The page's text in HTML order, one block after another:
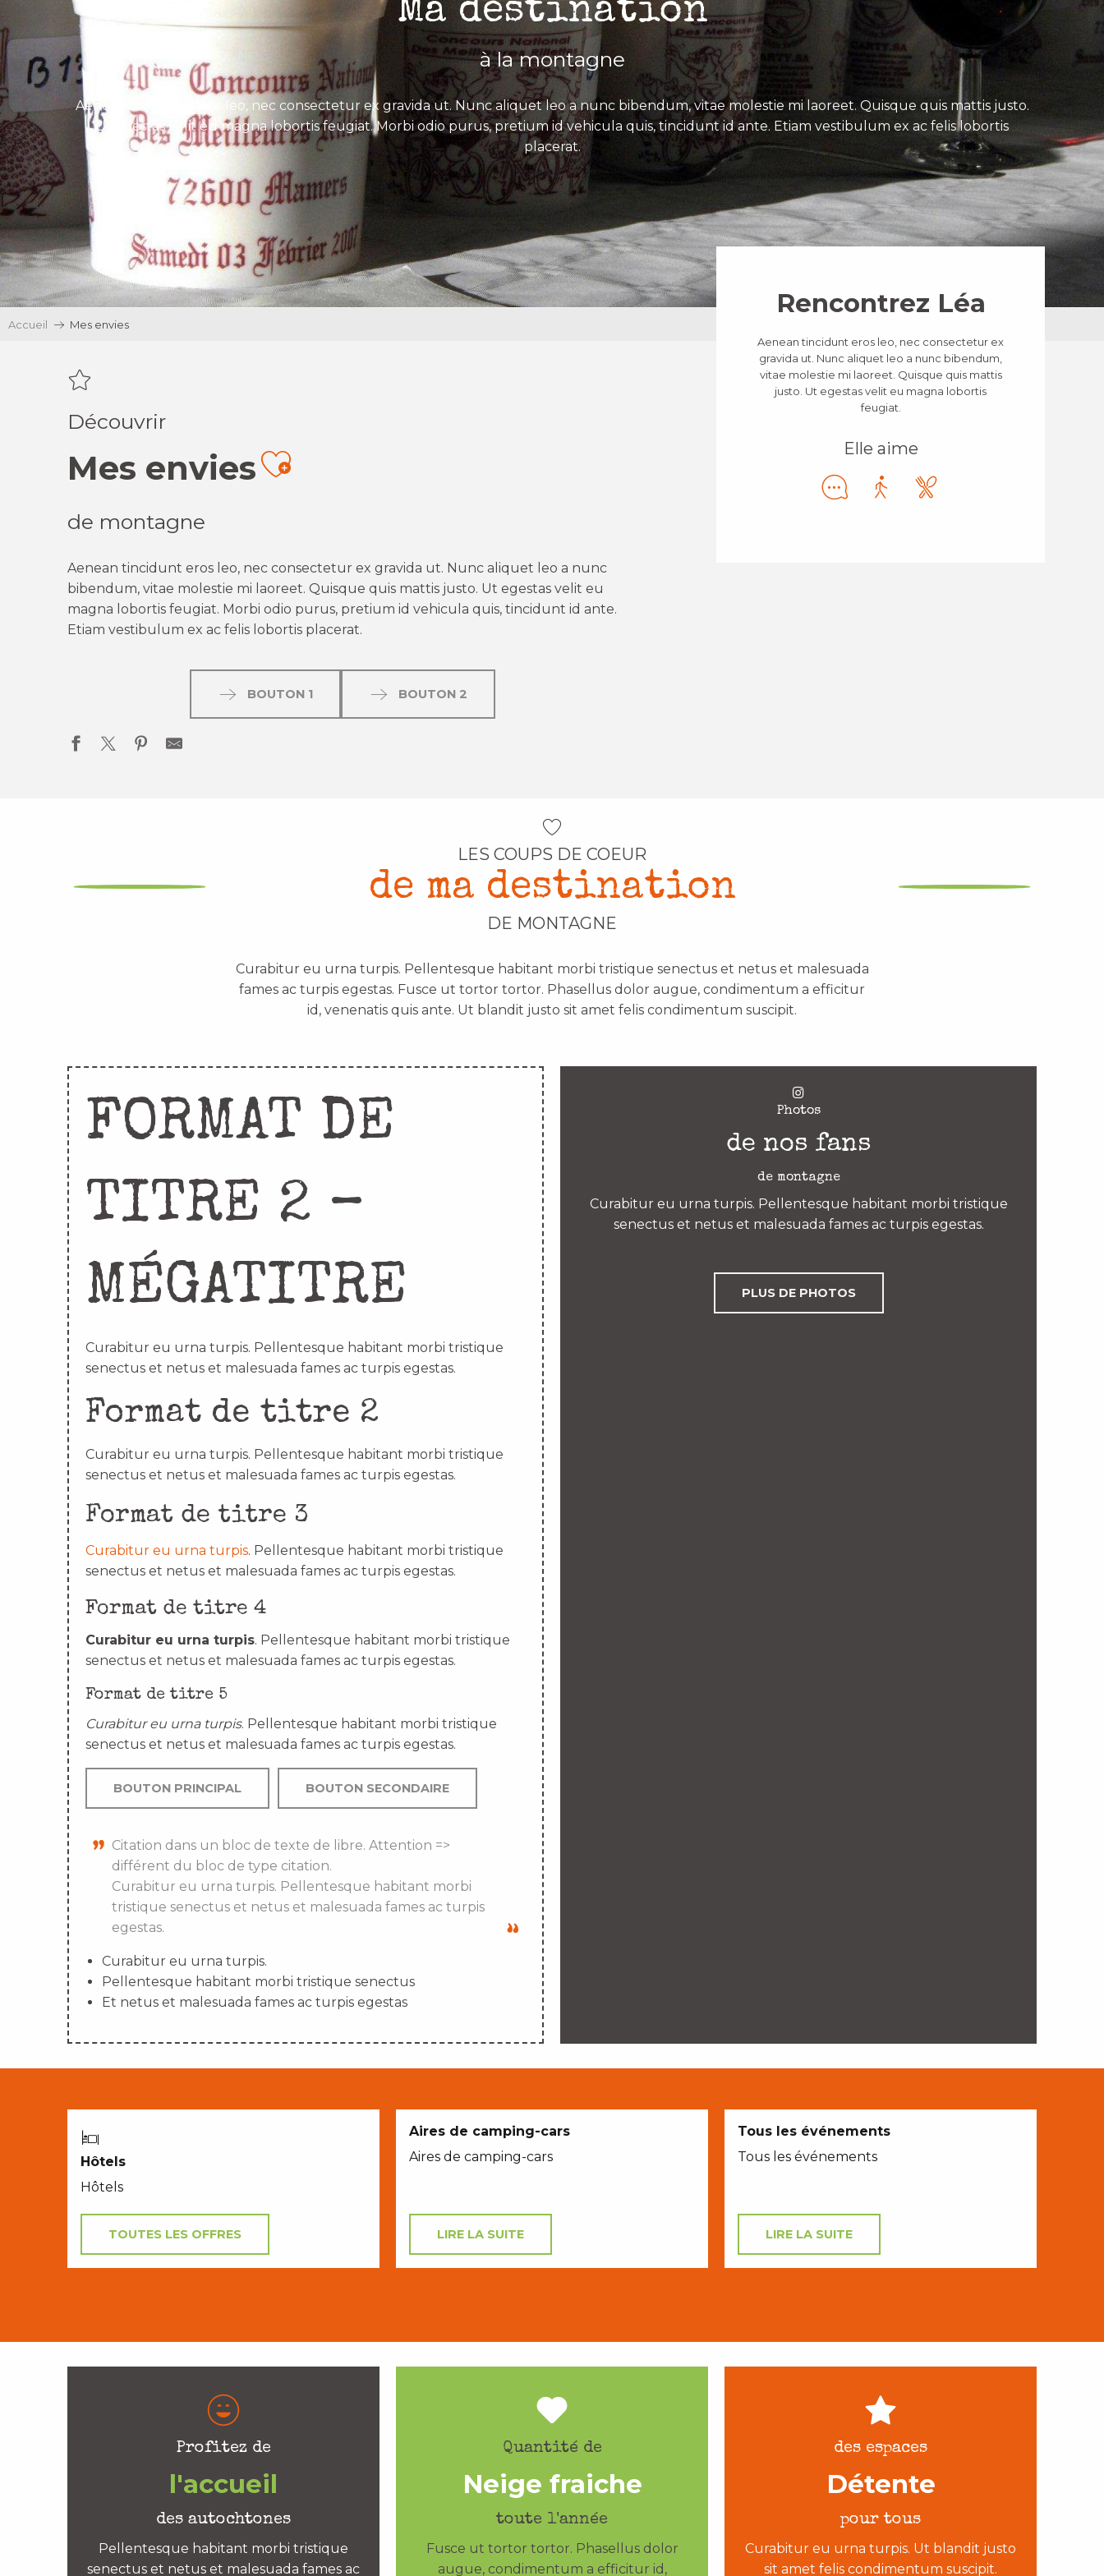
Ma destination
à la montagne
Aenean tincidunt eros leo, nec consectetur ex gravida ut. Nunc aliquet leo a nunc bibendum, vitae molestie mi laoreet. Quisque quis mattis justo.
Ut egestas velit eu magna lobortis feugiat. Morbi odio purus, pretium id vehicula quis, tincidunt id ante. Etiam vestibulum ex ac felis lobortis
placerat.
Accueil Mes envies
Découvrir
Mes enviesAjouter aux favoris
de montagne
Aenean tincidunt eros leo, nec consectetur ex gravida ut. Nunc aliquet leo a nunc
bibendum, vitae molestie mi laoreet. Quisque quis mattis justo. Ut egestas velit eu
magna lobortis feugiat. Morbi odio purus, pretium id vehicula quis, tincidunt id ante.
Etiam vestibulum ex ac felis lobortis placerat.
BOUTON 1 BOUTON 2
Rencontrez Léa
Aenean tincidunt eros leo, nec consectetur ex
gravida ut. Nunc aliquet leo a nunc bibendum,
vitae molestie mi laoreet. Quisque quis mattis
justo. Ut egestas velit eu magna lobortis
feugiat.
Elle aime
LES COUPS DE COEUR
de ma destination
DE MONTAGNE
Curabitur eu urna turpis. Pellentesque habitant morbi tristique senectus et netus et malesuada
fames ac turpis egestas. Fusce ut tortor tortor. Phasellus dolor augue, condimentum a efficitur
id, venenatis quis ante. Ut blandit justo sit amet felis condimentum suscipit.
FORMAT DE
TITRE 2 –
MÉGATITRE
Curabitur eu urna turpis. Pellentesque habitant morbi tristique
senectus et netus et malesuada fames ac turpis egestas.
Format de titre 2
Curabitur eu urna turpis. Pellentesque habitant morbi tristique
senectus et netus et malesuada fames ac turpis egestas.
Format de titre 3
Curabitur eu urna turpis. Pellentesque habitant morbi tristique
senectus et netus et malesuada fames ac turpis egestas.
Format de titre 4
Curabitur eu urna turpis. Pellentesque habitant morbi tristique
senectus et netus et malesuada fames ac turpis egestas.
Format de titre 5
Curabitur eu urna turpis. Pellentesque habitant morbi tristique
senectus et netus et malesuada fames ac turpis egestas.
BOUTON PRINCIPAL BOUTON SECONDAIRE
Citation dans un bloc de texte de libre. Attention =>
différent du bloc de type citation.
Curabitur eu urna turpis. Pellentesque habitant morbi
tristique senectus et netus et malesuada fames ac turpis
egestas.
Curabitur eu urna turpis.
Pellentesque habitant morbi tristique senectus
Et netus et malesuada fames ac turpis egestas
Photos
de nos fans
de montagne
Curabitur eu urna turpis. Pellentesque habitant morbi tristique
senectus et netus et malesuada fames ac turpis egestas.
PLUS DE PHOTOS
Hôtels
Hôtels
TOUTES LES OFFRES
Aires de camping-cars
Aires de camping-cars
LIRE LA SUITE
Tous les événements
Tous les événements
LIRE LA SUITE
Profitez de
l'accueil
des autochtones
Pellentesque habitant morbi tristique
senectus et netus et malesuada fames ac
Quantité de
Neige fraiche
toute l'année
Fusce ut tortor tortor. Phasellus dolor
augue, condimentum a efficitur id,
des espaces
Détente
pour tous
Curabitur eu urna turpis. Ut blandit justo
sit amet felis condimentum suscipit.